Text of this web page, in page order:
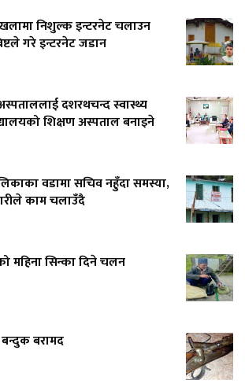
खलामा निशुल्क इन्टरनेट चलाउन
गरे इन्टरनेट जडान
दशरथचन्द स्वास्थ्य
शिक्षण अस्पताल बनाइने
वडामा सचिव नहुँदा समस्या,
काम चलाउँदै
महिना सिन्का दिने चलन
बरामद